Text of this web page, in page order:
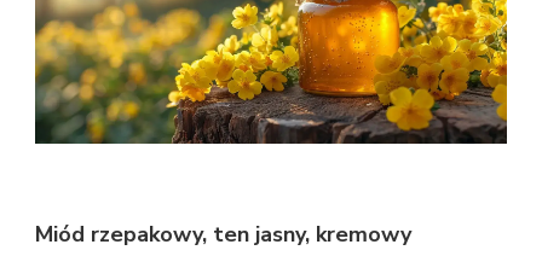
Miód rzepakowy, ten jasny, kremowy